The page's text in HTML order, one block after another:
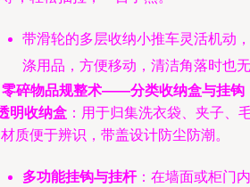
带滑轮的多层收纳小推车灵活机动
涤用品，方便移动，清洁角落时也无
零碎物品规整术——分类收纳盒与挂钩
明收纳盒 ：用于归集洗衣袋、夹子、
质便于辨识，带盖设计防尘防潮。
多功能挂钩与挂杆：在墙面或柜门